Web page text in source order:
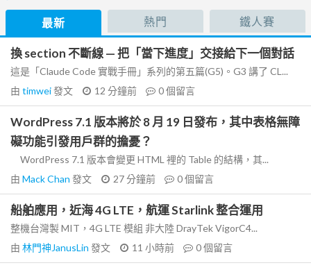
最新 熱門 鐵人賽
換 section 不斷線 — 把「當下進度」交接給下一個對話
這是「Claude Code 實戰手冊」系列的第五篇(G5)。G3 講了 CL...
由 timwei發文 12 分鐘前 0個留言
WordPress 7.1 版本將於 8 月 19 日發布，其中表格無障
礙功能引發用戶群的擔憂？
WordPress 7.1 版本會變更 HTML 裡的 Table 的結構，其...
由 Mack Chan 發文 27 分鐘前 0個留言
船舶應用，近海 4G LTE，航運 Starlink 整合運用
整機台灣製 MIT，4G LTE 模組 非大陸 DrayTek VigorC4...
由 林門神JanusLin 發文 11 小時前 0個留言